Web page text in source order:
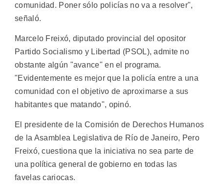
comunidad. Poner sólo policías no va a resolver",
señaló.
Marcelo Freixó, diputado provincial del opositor
Partido Socialismo y Libertad (PSOL), admite no
obstante algún "avance" en el programa.
"Evidentemente es mejor que la policía entre a una
comunidad con el objetivo de aproximarse a sus
habitantes que matando", opinó.
El presidente de la Comisión de Derechos Humanos
de la Asamblea Legislativa de Río de Janeiro, Pero
Freixó, cuestiona que la iniciativa no sea parte de
una política general de gobierno en todas las
favelas cariocas.